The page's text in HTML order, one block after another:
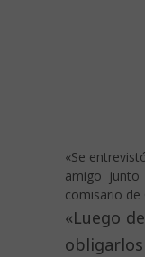
«Se
amigo junto
comisario de
«Luego